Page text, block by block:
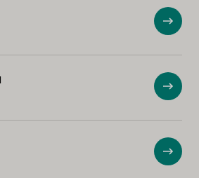
Visa
Visa
Visa